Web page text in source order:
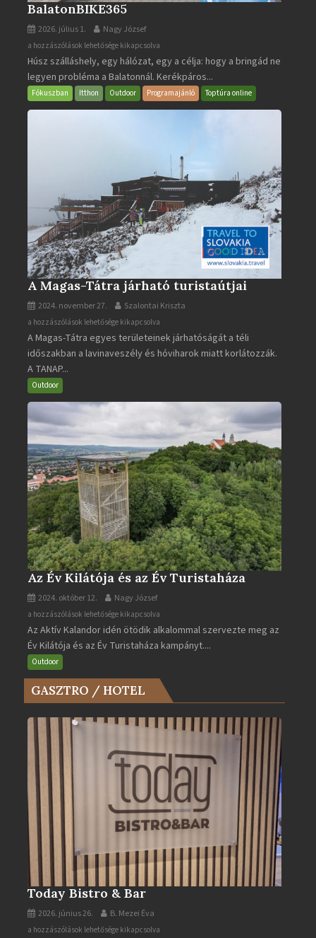
BalatonBIKE365
2026. július 1. Nagy József
BalatonBIKE365
bejegyzéshez
a hozzászólások lehetősége kikapcsolva
Húsz szálláshely, egy hálózat, egy a célja: hogy a bringád ne
legyen probléma a Balatonnál. Kerékpáros...
Fókuszban Itthon Outdoor Programajánló Toptúra online
A Magas-Tátra járható turistaútjai
2024. november 27. Szalontai Kriszta
A
Magas-
Tátra
járható
turistaútjai
a hozzászólások lehetősége kikapcsolva
A Magas-Tátra egyes területeinek járhatóságát a téli
időszakban a lavinaveszély és hóviharok miatt korlátozzák.
A TANAP...
Outdoor
Az Év Kilátója és az Év Turistaháza
2024. október 12. Nagy József
Az
Év
Kilátója
és
az
Év
bejegyzéshez
a hozzászólások lehetősége kikapcsolva
Az Aktív Kalandor idén ötödik alkalommal szervezte meg az
Év Kilátója és az Év Turistaháza kampányt....
Outdoor
GASZTRO / HOTEL
Today Bistro & Bar
2026. június 26. B. Mezei Éva
Today
a hozzászólások lehetősége kikapcsolva